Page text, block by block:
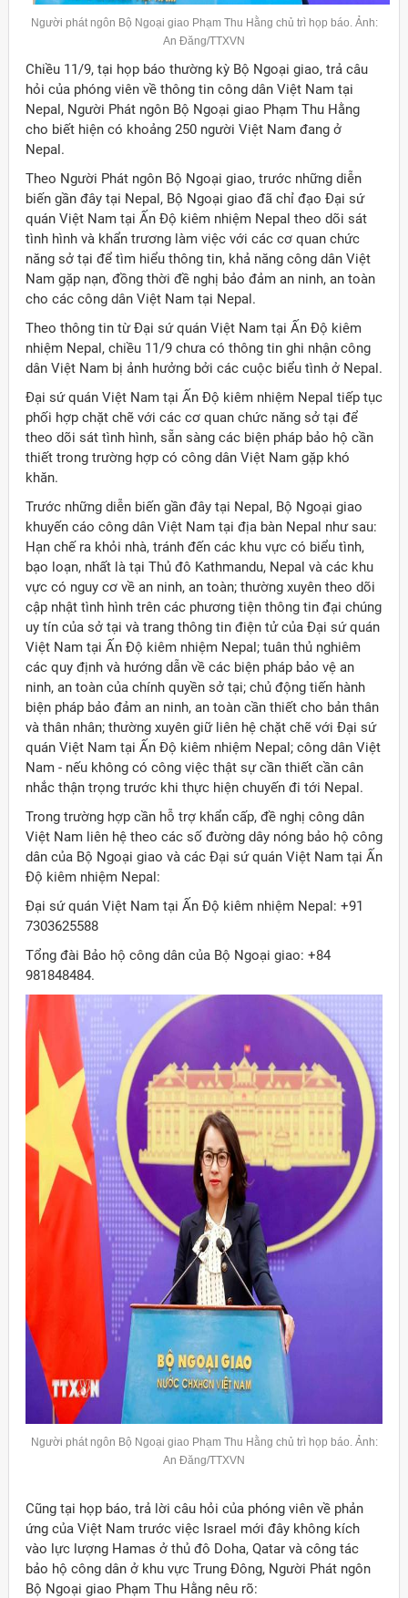
Việt Nam ở nước ngoài
Người phát ngôn Bộ Ngoại giao Phạm Thu Hằng chủ trì họp báo. Ảnh:
An Đăng/TTXVN
Chiều 11/9, tại họp báo thường kỳ Bộ Ngoại giao, trả câu
hỏi của phóng viên về thông tin công dân Việt Nam tại
Nepal, Người Phát ngôn Bộ Ngoại giao Phạm Thu Hằng
cho biết hiện có khoảng 250 người Việt Nam đang ở
Nepal.
Theo Người Phát ngôn Bộ Ngoại giao, trước những diễn
biến gần đây tại Nepal, Bộ Ngoại giao đã chỉ đạo Đại sứ
quán Việt Nam tại Ấn Độ kiêm nhiệm Nepal theo dõi sát
tình hình và khẩn trương làm việc với các cơ quan chức
năng sở tại để tìm hiểu thông tin, khả năng công dân Việt
Nam gặp nạn, đồng thời đề nghị bảo đảm an ninh, an toàn
cho các công dân Việt Nam tại Nepal.
Theo thông tin từ Đại sứ quán Việt Nam tại Ấn Độ kiêm
nhiệm Nepal, chiều 11/9 chưa có thông tin ghi nhận công
dân Việt Nam bị ảnh hưởng bởi các cuộc biểu tình ở Nepal.
Đại sứ quán Việt Nam tại Ấn Độ kiêm nhiệm Nepal tiếp tục
phối hợp chặt chẽ với các cơ quan chức năng sở tại để
theo dõi sát tình hình, sẵn sàng các biện pháp bảo hộ cần
thiết trong trường hợp có công dân Việt Nam gặp khó
khăn.
Trước những diễn biến gần đây tại Nepal, Bộ Ngoại giao
khuyến cáo công dân Việt Nam tại địa bàn Nepal như sau:
Hạn chế ra khỏi nhà, tránh đến các khu vực có biểu tình,
bạo loạn, nhất là tại Thủ đô Kathmandu, Nepal và các khu
vực có nguy cơ về an ninh, an toàn; thường xuyên theo dõi
cập nhật tình hình trên các phương tiện thông tin đại chúng
uy tín của sở tại và trang thông tin điện tử của Đại sứ quán
Việt Nam tại Ấn Độ kiêm nhiệm Nepal; tuân thủ nghiêm
các quy định và hướng dẫn về các biện pháp bảo vệ an
ninh, an toàn của chính quyền sở tại; chủ động tiến hành
biện pháp bảo đảm an ninh, an toàn cần thiết cho bản thân
và thân nhân; thường xuyên giữ liên hệ chặt chẽ với Đại sứ
quán Việt Nam tại Ấn Độ kiêm nhiệm Nepal; công dân Việt
Nam - nếu không có công việc thật sự cần thiết cần cân
nhắc thận trọng trước khi thực hiện chuyến đi tới Nepal.
Trong trường hợp cần hỗ trợ khẩn cấp, đề nghị công dân
Việt Nam liên hệ theo các số đường dây nóng bảo hộ công
dân của Bộ Ngoại giao và các Đại sứ quán Việt Nam tại Ấn
Độ kiêm nhiệm Nepal:
Đại sứ quán Việt Nam tại Ấn Độ kiêm nhiệm Nepal: +91
7303625588
Tổng đài Bảo hộ công dân của Bộ Ngoại giao: +84
981848484.
Người phát ngôn Bộ Ngoại giao Phạm Thu Hằng chủ trì họp báo. Ảnh:
An Đăng/TTXVN
Cũng tại họp báo, trả lời câu hỏi của phóng viên về phản
ứng của Việt Nam trước việc Israel mới đây không kích
vào lực lượng Hamas ở thủ đô Doha, Qatar và công tác
bảo hộ công dân ở khu vực Trung Đông, Người Phát ngôn
Bộ Ngoại giao Phạm Thu Hằng nêu rõ: